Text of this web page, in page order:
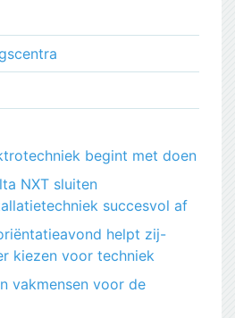
begint met doen
NXT sluiten
succesvol af
helpt zij-
kiezen voor techniek
vakmensen voor de